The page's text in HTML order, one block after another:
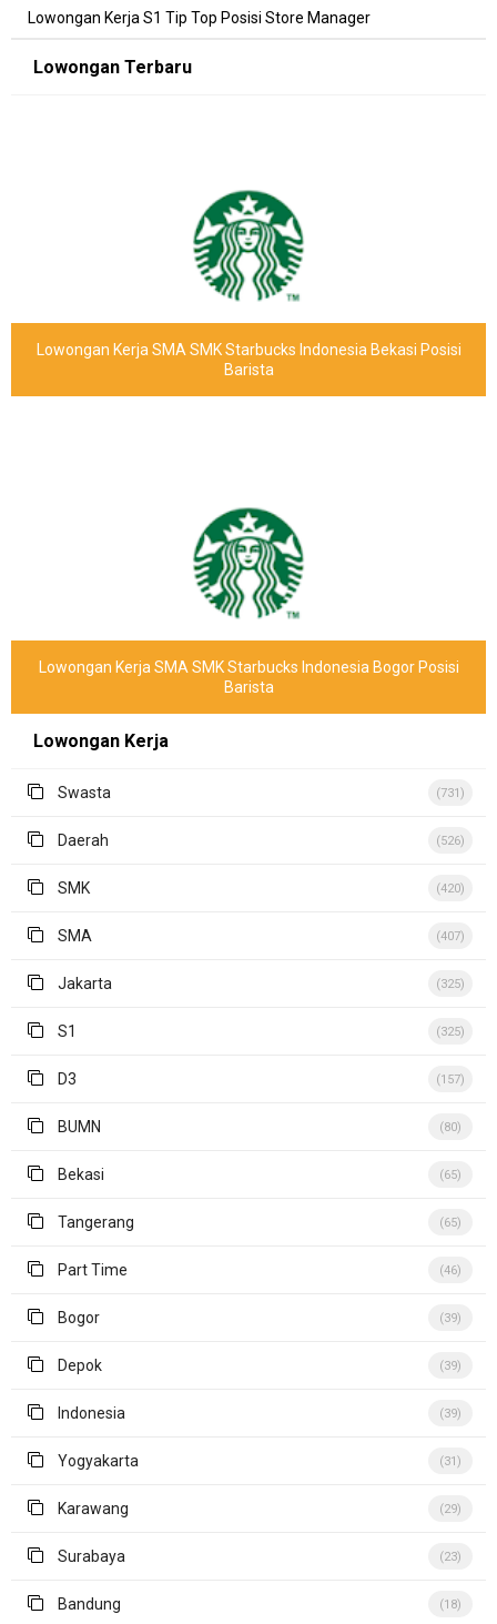
Lowongan Kerja S1 Tip Top Posisi Store Manager
Lowongan Terbaru
Lowongan Kerja SMA SMK Starbucks Indonesia Bekasi Posisi
Barista
Lowongan Kerja SMA SMK Starbucks Indonesia Bogor Posisi
Barista
Lowongan Kerja
Swasta (731)
Daerah (526)
SMK (420)
SMA (407)
Jakarta (325)
S1 (325)
D3 (157)
BUMN (80)
Bekasi (65)
Tangerang (65)
Part Time (46)
Bogor (39)
Depok (39)
Indonesia (39)
Yogyakarta (31)
Karawang (29)
Surabaya (23)
Bandung (18)